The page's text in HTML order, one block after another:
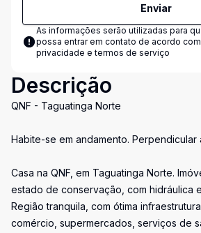
Enviar
As informações serão utilizadas para
possa entrar em contato de acordo
privacidade e termos de serviço
Descrição
QNF - Taguatinga Norte
Habite-se em andamento. Perpendicular
Casa na QNF, em Taguatinga Norte.
estado de conservação, com hidráulica
Região tranquila, com ótima
comércio, supermercados, serviços de